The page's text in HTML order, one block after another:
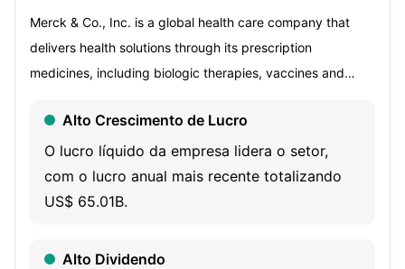
Merck & Co., Inc. is a global health care company that
delivers health solutions through its prescription
medicines, including biologic therapies, vaccines and
includes human health pharmaceutical and vaccine
products. The Company sells its human health
pharmaceutical products primarily to drug wholesalers
and retailers, hospitals, government agencies and
Alto Crescimento de Lucro
O lucro líquido da empresa lidera o setor,
com o lucro anual mais recente totalizando
US$ 65.01B.
Alto Dividendo